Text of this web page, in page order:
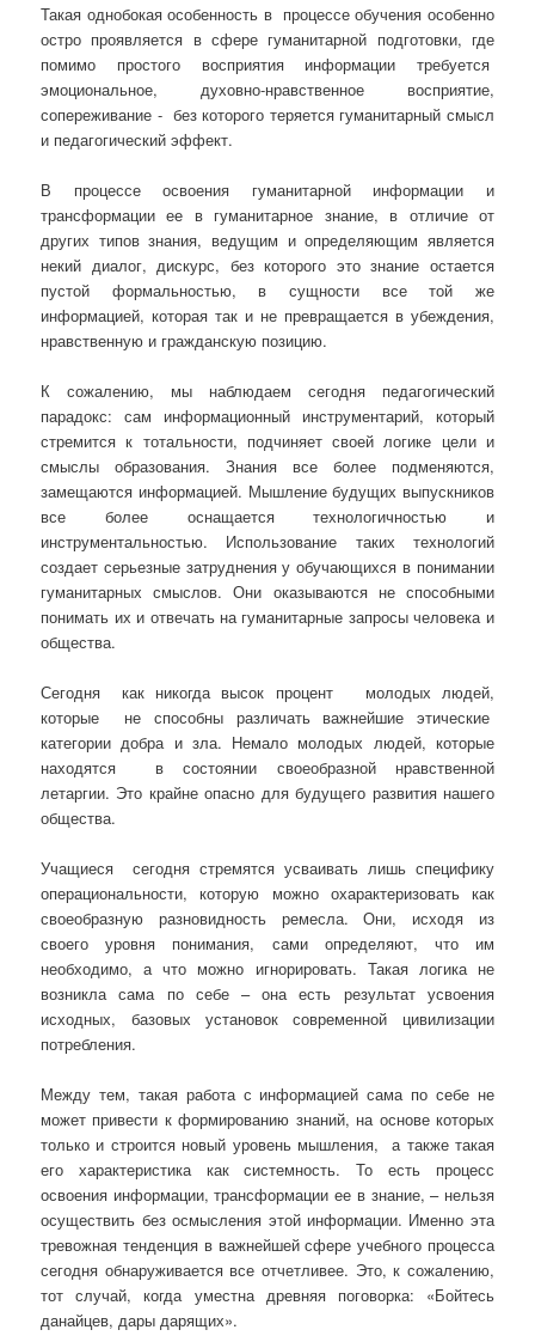
Такая однобокая особенность в процессе обучения особенно
остро проявляется в сфере гуманитарной подготовки, где
помимо простого восприятия информации требуется
эмоциональное, духовно-нравственное восприятие,
сопереживание - без которого теряется гуманитарный смысл
и педагогический эффект.
В процессе освоения гуманитарной информации и
трансформации ее в гуманитарное знание, в отличие от
других типов знания, ведущим и определяющим является
некий диалог, дискурс, без которого это знание остается
пустой формальностью, в сущности все той же
информацией, которая так и не превращается в убеждения,
нравственную и гражданскую позицию.
К сожалению, мы наблюдаем сегодня педагогический
парадокс: сам информационный инструментарий, который
стремится к тотальности, подчиняет своей логике цели и
смыслы образования. Знания все более подменяются,
замещаются информацией. Мышление будущих выпускников
все более оснащается технологичностью и
инструментальностью. Использование таких технологий
создает серьезные затруднения у обучающихся в понимании
гуманитарных смыслов. Они оказываются не способными
понимать их и отвечать на гуманитарные запросы человека и
общества.
Сегодня как никогда высок процент молодых людей,
которые не способны различать важнейшие этические
категории добра и зла. Немало молодых людей, которые
находятся в состоянии своеобразной нравственной
летаргии. Это крайне опасно для будущего развития нашего
общества.
Учащиеся сегодня стремятся усваивать лишь специфику
операциональности, которую можно охарактеризовать как
своеобразную разновидность ремесла. Они, исходя из
своего уровня понимания, сами определяют, что им
необходимо, а что можно игнорировать. Такая логика не
возникла сама по себе – она есть результат усвоения
исходных, базовых установок современной цивилизации
потребления.
Между тем, такая работа с информацией сама по себе не
может привести к формированию знаний, на основе которых
только и строится новый уровень мышления, а также такая
его характеристика как системность. То есть процесс
освоения информации, трансформации ее в знание, – нельзя
осуществить без осмысления этой информации. Именно эта
тревожная тенденция в важнейшей сфере учебного процесса
сегодня обнаруживается все отчетливее. Это, к сожалению,
тот случай, когда уместна древняя поговорка: «Бойтесь
данайцев, дары дарящих».